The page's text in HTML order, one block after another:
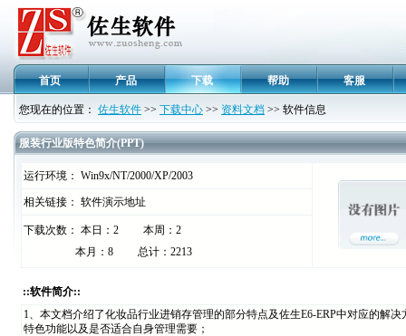
首页 产品 下载 帮助 客服
您现在的位置： 佐生软件 >> 下载中心 >> 资料文档 >> 软件信息
服装行业版特色简介(PPT)
运行环境： Win9x/NT/2000/XP/2003
相关链接： 软件演示地址
下载次数： 本日：2 本周：2
本月：8 总计：2213
::软件简介::
1、本文档介绍了化妆品行业进销存管理的部分特点及佐生E6-ERP中对应的解
特色功能以及是否适合自身管理需要；